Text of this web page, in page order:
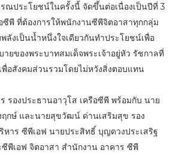
ณประโยชน์ในครั้งนี้ จัดขึ้นต่อเนื่องเป็นปีที่ 3
ซีพี ที่ต้องการให้พนักงานซีพีจิตอาสาทุกกลุ่ม
ลังเป็นน้ำหนึ่งใจเดียวกันทำประโยชน์เพื่อ
ยของพระบาทสมเด็จพระเจ้าอยู่หัว รัชกาลที่
พื่อสังคมส่วนรวมโดยไม่หวังสิ่งตอบแทน
รองประธานอาวุโส เครือซีพี พร้อมกับ นาย
ฤกษ์ และนายสุขวัฒน์ ด่านเสริมสุข รอง
าร ซีพีเอฟ นายประสิทธิ์ บุญดวงประเสริฐ
พีเอฟ จิตอาสา สำนักงาน อาคาร ซีพี